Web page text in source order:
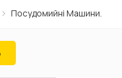
Посудомийні Машини.